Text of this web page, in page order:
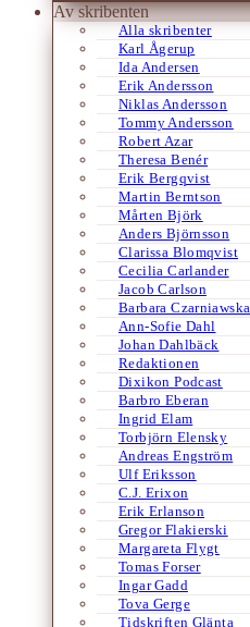
Av skribenten
Alla skribenter
Karl Ågerup
Ida Andersen
Erik Andersson
Niklas Andersson
Tommy Andersson
Robert Azar
Theresa Benér
Erik Bergqvist
Martin Berntson
Mårten Björk
Anders Björnsson
Clarissa Blomqvist
Cecilia Carlander
Jacob Carlson
Barbara Czarniawska
Ann-Sofie Dahl
Johan Dahlbäck
Redaktionen
Dixikon Podcast
Barbro Eberan
Ingrid Elam
Torbjörn Elensky
Andreas Engström
Ulf Eriksson
C.J. Erixon
Erik Erlanson
Gregor Flakierski
Margareta Flygt
Tomas Forser
Ingar Gadd
Tova Gerge
Tidskriften Glänta